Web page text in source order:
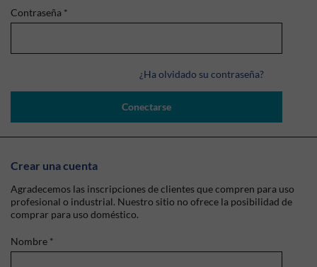
Contraseña *
¿Ha olvidado su contraseña?
Conectarse
Crear una cuenta
Agradecemos las inscripciones de clientes que compren para uso
profesional o industrial. Nuestro sitio no ofrece la posibilidad de
comprar para uso doméstico.
Nombre *